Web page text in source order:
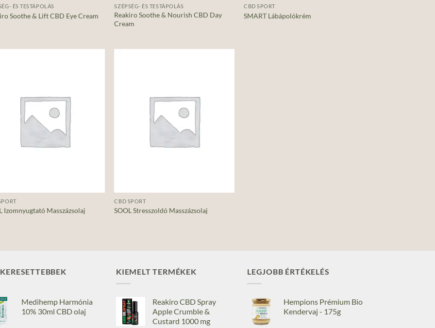
ÉS TESTÁPOLÁS
Soothe & Lift CBD Eye Cream
SZÉPSÉG- ÉS TESTÁPOLÁS
Reakiro Soothe & Nourish CBD Day
Cream
CBD SPORT
SMART Lábápolókrém
Izomnyugtató Masszázsolaj
CBD SPORT
SOOL Stresszoldó Masszázsolaj
Medihemp Harmónia
10% 30ml CBD olaj
KIEMELT TERMÉKEK
Reakiro CBD Spray
Apple Crumble &
Custard 1000 mg
LEGJOBB ÉRTÉKELÉS
Hempions Prémium Bio
Kendervaj - 175g